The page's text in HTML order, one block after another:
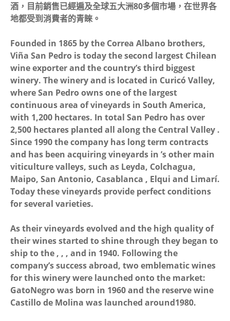
酒，目前銷售已經遍及全球五大洲80多個市場，在世界各
地都受到消費者的青睞。
Founded in 1865 by the Correa Albano brothers,
Viña San Pedro is today the second largest Chilean
wine exporter and the country’s third biggest
winery. The winery and is located in Curicó Valley,
where San Pedro owns one of the largest
continuous area of vineyards in South America,
with 1,200 hectares. In total San Pedro has over
2,500 hectares planted all along the Central Valley .
Since 1990 the company has long term contracts
and has been acquiring vineyards in ’s other main
viticulture valleys, such as Leyda, Colchagua,
Maipo, San Antonio, Casablanca , Elqui and Limarí.
Today these vineyards provide perfect conditions
for several varieties.
As their vineyards evolved and the high quality of
their wines started to shine through they began to
ship to the , , , and in 1940. Following the
company’s success abroad, two emblematic wines
for this winery were launched onto the market:
GatoNegro was born in 1960 and the reserve wine
Castillo de Molina was launched around1980.